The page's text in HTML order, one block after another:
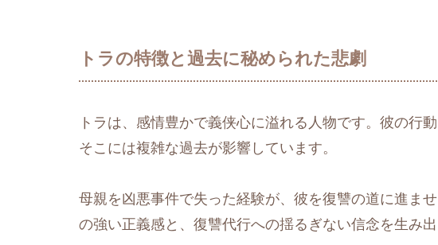
トラの特徴と過去に秘められた悲劇
トラは、感情豊かで義侠心に溢れる人物です。彼の行
そこには複雑な過去が影響しています。
母親を凶悪事件で失った経験が、彼を復讐の道に進ま
の強い正義感と、復讐代行への揺るぎない信念を生み出